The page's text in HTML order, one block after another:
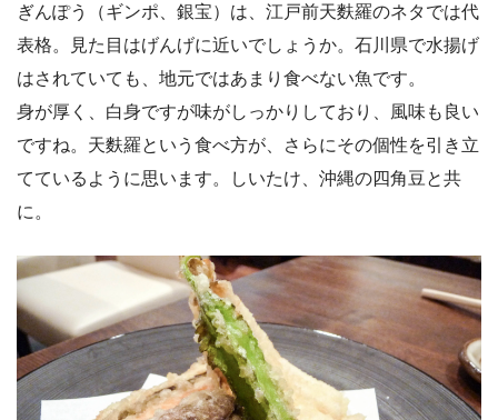
ぎんぽう（ギンポ、銀宝）は、江戸前天麩羅のネタでは代
表格。見た目はげんげに近いでしょうか。石川県で水揚げ
はされていても、地元ではあまり食べない魚です。
身が厚く、白身ですが味がしっかりしており、風味も良い
ですね。天麩羅という食べ方が、さらにその個性を引き立
てているように思います。しいたけ、沖縄の四角豆と共
に。